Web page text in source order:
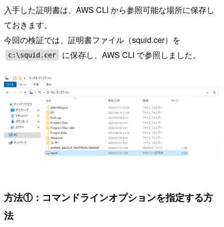
入手した証明書は、AWS CLI から参照可能な場所に保存し
ておきます。
今回の検証では、証明書ファイル（squid.cer）を
c:\squid.cer に保存し、AWS CLI で参照しました。
方法①：コマンドラインオプションを指定する方
法